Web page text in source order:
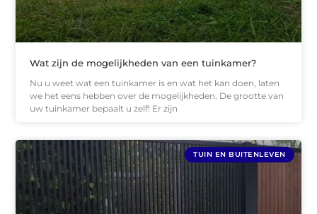
Wat zijn de mogelijkheden van een tuinkamer?
Nu u weet wat een tuinkamer is en wat het kan doen, laten
we het eens hebben over de mogelijkheden. De grootte van
uw tuinkamer bepaalt u zelf! Er zijn
TUIN EN BUITENLEVEN